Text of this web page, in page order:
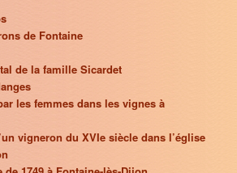
de Fontaine
de la famille Sicardet
les femmes dans les vignes à
vigneron du XVIe siècle dans l’église